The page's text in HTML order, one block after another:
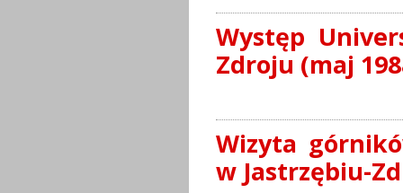
Występ
Zdroju (maj
Wizyta
w Jastrzębiu-